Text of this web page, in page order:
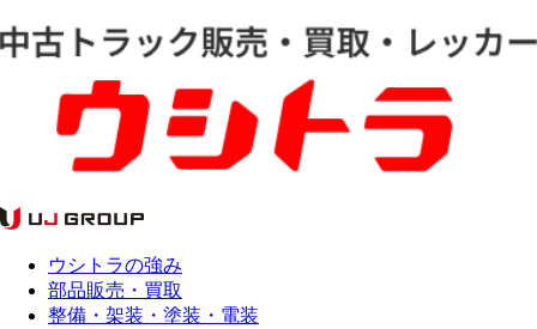
ウシトラの強み
部品販売・買取
整備・架装・塗装・電装